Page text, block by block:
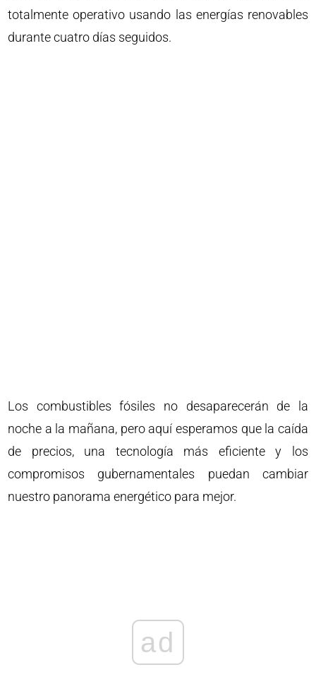
totalmente operativo usando las energías renovables
durante cuatro días seguidos.
Los combustibles fósiles no desaparecerán de la
noche a la mañana, pero aquí esperamos que la caída
de precios, una tecnología más eficiente y los
compromisos gubernamentales puedan cambiar
nuestro panorama energético para mejor.
ad